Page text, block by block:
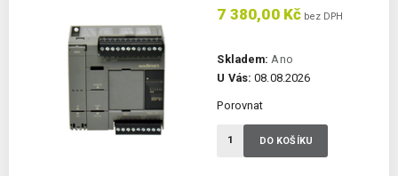
7 380,00 Kč bez DPH
Skladem: Ano
U Vás: 08.08.2026
Porovnat
DO KOŠÍKU